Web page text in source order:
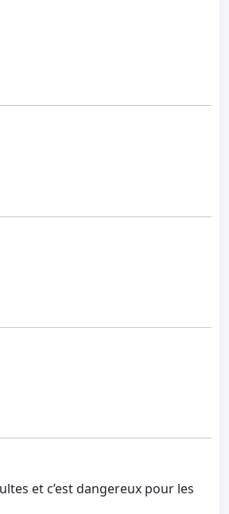
et c’est dangereux pour les